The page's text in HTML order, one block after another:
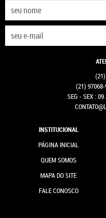
(21)
(21)
SEG - SEX :
INSTITUCIONAL
PÁGINA INICIAL
QUEM SOMOS
MAPA DO SITE
FALE CONOSCO